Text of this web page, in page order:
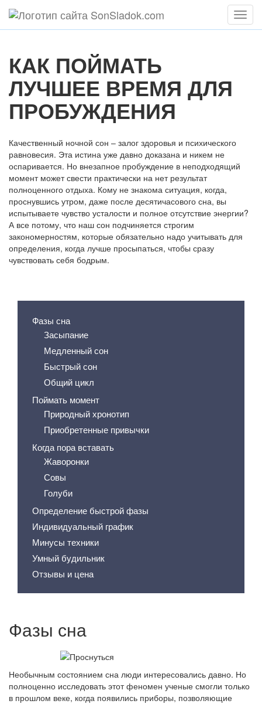
Меню
КАК ПОЙМАТЬ
ЛУЧШЕЕ ВРЕМЯ ДЛЯ
ПРОБУЖДЕНИЯ
Качественный ночной сон – залог здоровья и психического
равновесия. Эта истина уже давно доказана и никем не
оспаривается. Но внезапное пробуждение в неподходящий
момент может свести практически на нет результат
полноценного отдыха. Кому не знакома ситуация, когда,
проснувшись утром, даже после десятичасового сна, вы
испытываете чувство усталости и полное отсутствие энергии?
А все потому, что наш сон подчиняется строгим
закономерностям, которые обязательно надо учитывать для
определения, когда лучше просыпаться, чтобы сразу
чувствовать себя бодрым.
Фазы сна
Засыпание
Медленный сон
Быстрый сон
Общий цикл
Поймать момент
Природный хронотип
Приобретенные привычки
Когда пора вставать
Жаворонки
Совы
Голуби
Определение быстрой фазы
Индивидуальный график
Минусы техники
Умный будильник
Отзывы и цена
Фазы сна
Необычным состоянием сна люди интересовались давно. Но
полноценно исследовать этот феномен ученые смогли только
в прошлом веке, когда появились приборы, позволяющие